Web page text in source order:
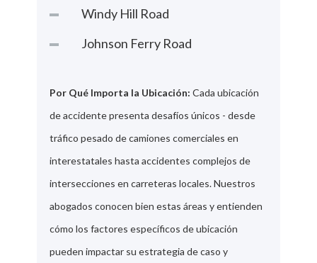
Windy Hill Road
Johnson Ferry Road
Por Qué Importa la Ubicación: Cada ubicación
de accidente presenta desafíos únicos - desde
tráfico pesado de camiones comerciales en
interestatales hasta accidentes complejos de
intersecciones en carreteras locales. Nuestros
abogados conocen bien estas áreas y entienden
cómo los factores específicos de ubicación
pueden impactar su estrategia de caso y